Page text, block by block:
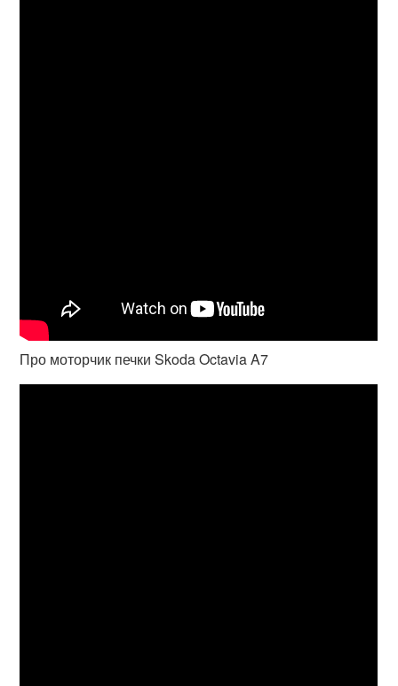
Про моторчик печки Skoda Octavia A7